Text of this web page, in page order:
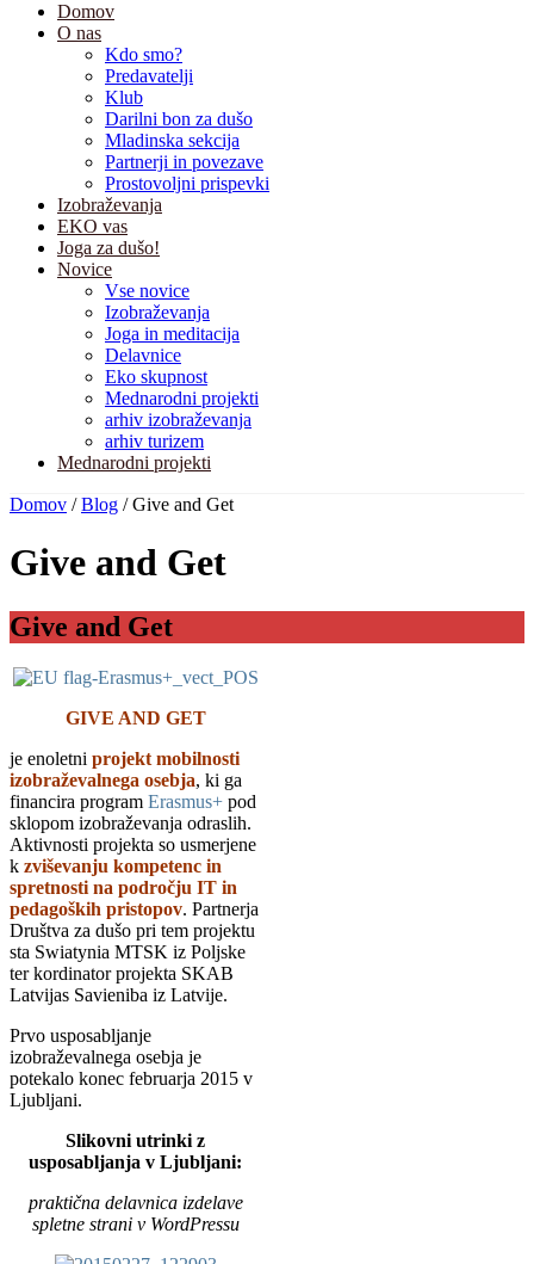
Domov
O nas
Kdo smo?
Predavatelji
Klub
Darilni bon za dušo
Mladinska sekcija
Partnerji in povezave
Prostovoljni prispevki
Izobraževanja
EKO vas
Joga za dušo!
Novice
Vse novice
Izobraževanja
Joga in meditacija
Delavnice
Eko skupnost
Mednarodni projekti
arhiv izobraževanja
arhiv turizem
Mednarodni projekti
Domov /Blog /Give and Get
Give and Get
Give and Get
GIVE AND GET
je enoletni projekt mobilnosti
izobraževalnega osebja, ki ga
financira program Erasmus+ pod
sklopom izobraževanja odraslih.
Aktivnosti projekta so usmerjene
k zviševanju kompetenc in
spretnosti na področju IT in
pedagoških pristopov. Partnerja
Društva za dušo pri tem projektu
sta Swiatynia MTSK iz Poljske
ter kordinator projekta SKAB
Latvijas Savieniba iz Latvije.
Prvo usposabljanje
izobraževalnega osebja je
potekalo konec februarja 2015 v
Ljubljani.
Slikovni utrinki z
usposabljanja v Ljubljani:
praktična delavnica izdelave
spletne strani v WordPressu